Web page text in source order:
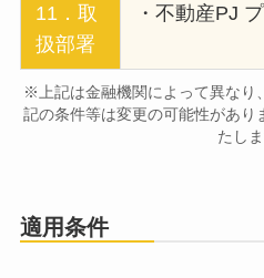
11．取
扱部署
・不動産PJ
※上記は金融機関によって異な
記の条件等は変更の可能性があり
たし
適用条件